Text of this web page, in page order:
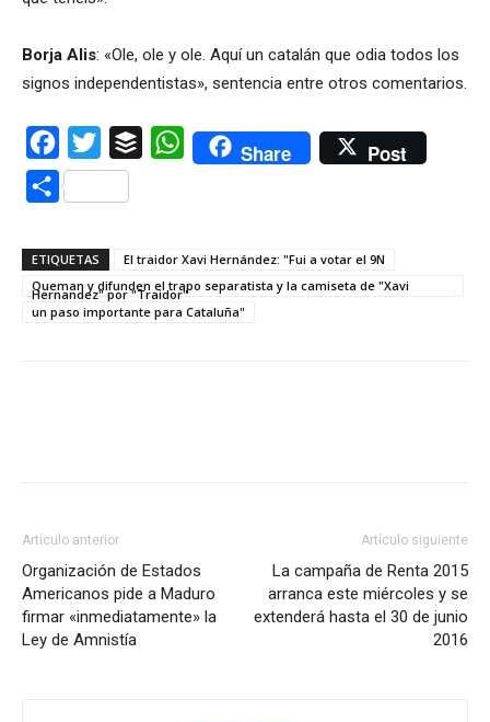
Borja Alis: «Ole, ole y ole. Aquí un catalán que odia todos los
signos independentistas», sentencia entre otros comentarios.
Facebook
Twitter Buffer WhatsAppShare Post
Compartir
ETIQUETAS
El traidor Xavi Hernández: "Fui a votar el 9N
Queman y difunden el trapo separatista y la camiseta de "Xavi
Hernandez" por "Traidor"
un paso importante para Cataluña"
Artículo anterior
Organización de Estados
Americanos pide a Maduro
firmar «inmediatamente» la
Ley de Amnistía
Artículo siguiente
La campaña de Renta 2015
arranca este miércoles y se
extenderá hasta el 30 de junio
2016